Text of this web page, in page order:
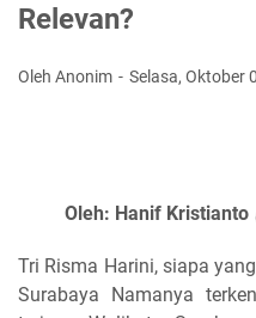
Relevan?
Oleh Anonim Selasa, Oktober
Oleh: Hanif Kristianto
Tri Risma Harini, siapa
Surabaya Namanya